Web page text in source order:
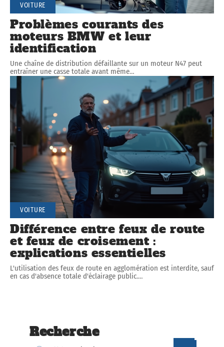
VOITURE
Problèmes courants des
moteurs BMW et leur
identification
Une chaîne de distribution défaillante sur un moteur N47 peut
entraîner une casse totale avant même…
VOITURE
Différence entre feux de route
et feux de croisement :
explications essentielles
L'utilisation des feux de route en agglomération est interdite, sauf
en cas d'absence totale d'éclairage public.…
Recherche